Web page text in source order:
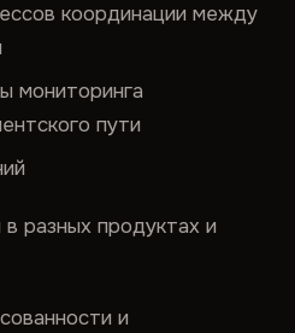
координации между
мониторинга
пути
разных продуктах и
и